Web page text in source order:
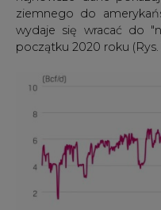
Dane Reuters
prawdopodobnie
odbierają dostawy
pokryć rosnące
popyt mieszkaniowy.
szacują, że import LNG
poziom 65-67
dziesiątą więcej niż w
wzrostu do 2022 roku
największy nabywca LNG